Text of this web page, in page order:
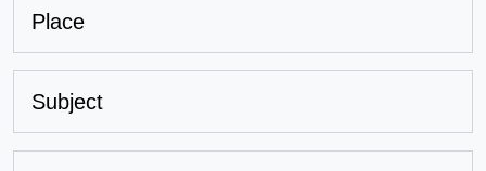
Place
Subject